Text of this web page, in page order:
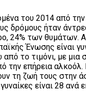
του 2014 από την
δρόμους ήταν
24% των θυμάτων.
Ένωσης είναι
το τιμόνι, με μια
την επήρεια
τη ζωή τους στην
είναι 28 ανά